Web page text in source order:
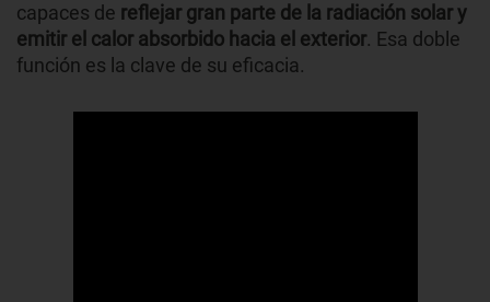
capaces de reflejar gran parte de la radiación solar y
emitir el calor absorbido hacia el exterior. Esa doble
función es la clave de su eficacia.